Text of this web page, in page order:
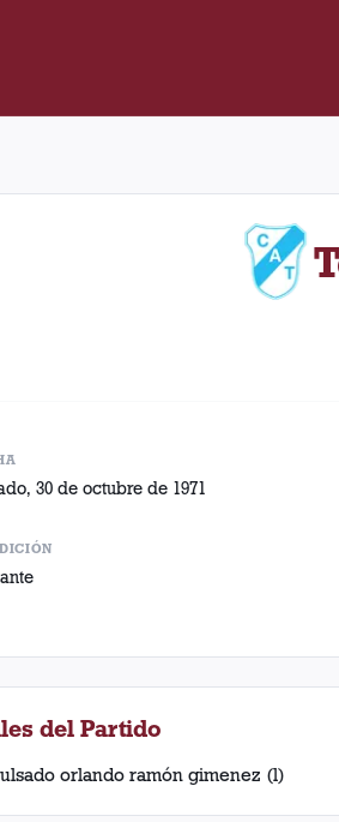
Partido entre Lanús y Temperley
30 de octubre de 1971
del Partido
orlando ramón gimenez (l)